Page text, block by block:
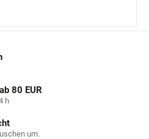
80 EUR
h
um.